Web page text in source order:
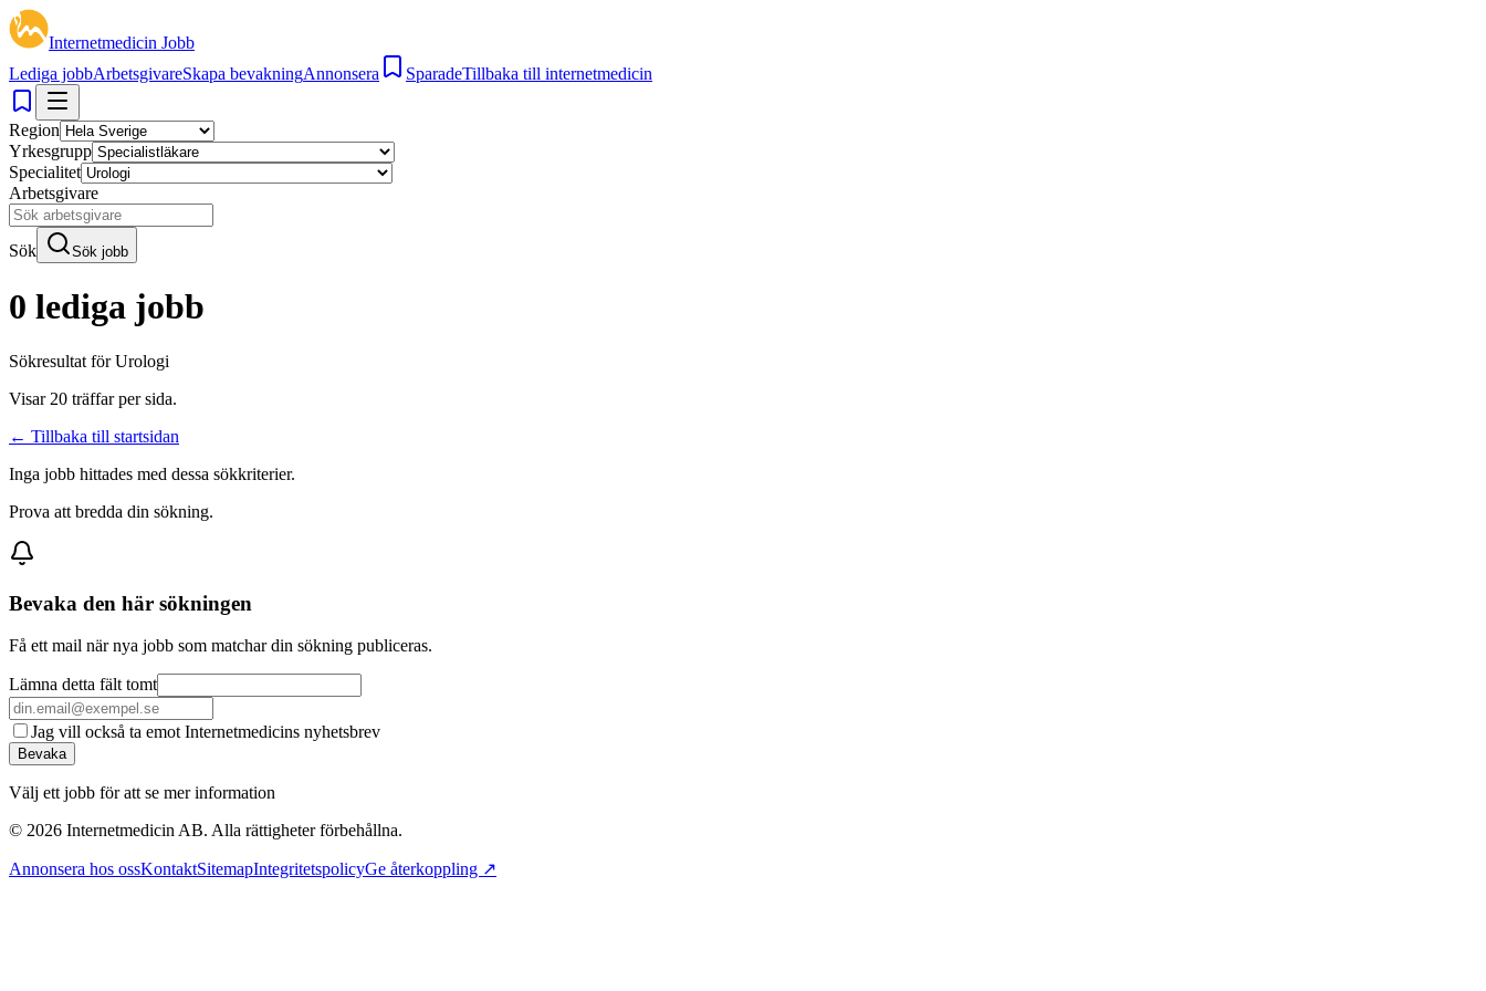
Internetmedicin Jobb
Lediga jobbArbetsgivareSkapa bevakningAnnonsera SparadeTillbaka till internetmedicin
Region
Yrkesgrupp
Specialitet
Arbetsgivare
Sök Sök jobb
0 lediga jobb
Sökresultat förUrologi
Visar 20 träffar per sida.
← Tillbaka till startsidan
Inga jobb hittades med dessa sökkriterier.
Prova att bredda din sökning.
Bevaka den här sökningen
Få ett mail när nya jobb som matchar din sökning publiceras.
Lämna detta fält tomt
Jag vill också ta emot Internetmedicins nyhetsbrev
Bevaka
Välj ett jobb för att se mer information
© 2026 Internetmedicin AB. Alla rättigheter förbehållna.
Annonsera hos ossKontaktSitemapIntegritetspolicyGe återkoppling ↗